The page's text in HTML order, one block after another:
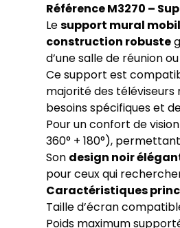
Référence M3270 –
Lesupport mural
construction robuste
d’une salle de réunion ou
Ce support est
majorité des téléviseurs
besoins spécifiques et
Pour un confort de
360° + 180°),
Son design noir
pour ceux qui
Caractéristiques
Taille d’écran
Poids maximum